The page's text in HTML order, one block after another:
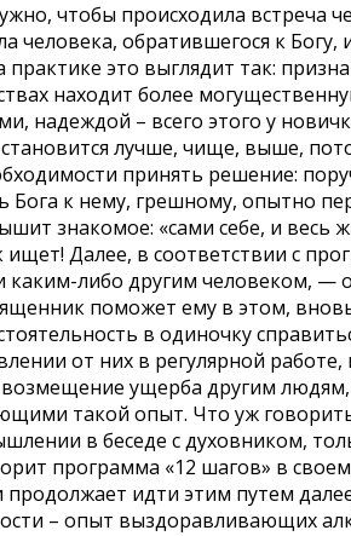
чтобы происходила встреча
обратившегося к Богу,
это выглядит так:
находит более
надеждой – всего этого у
лучше, чище, выше,
принять решение:
Бога к нему, грешному, опытно
знакомое: «сами себе, и весь
Далее, в соответствии с
каким-либо другим человеком, —
поможет ему в этом,
в одиночку
от них в регулярной работе,
ущерба другим
такой опыт. Что уж
в беседе с духовником,
программа «12 шагов» в
идти этим путем
– опыт выздоравливающих